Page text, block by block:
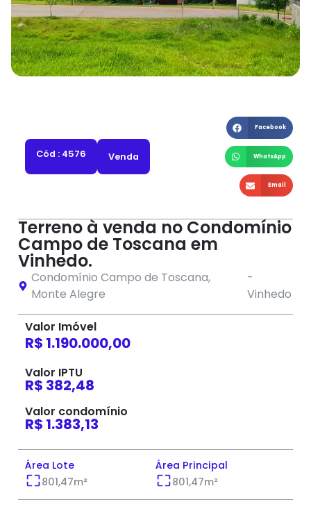
Cód : 4576 Venda
Facebook
WhatsApp
Email
Terreno à venda no Condomínio
Campo de Toscana em
Vinhedo.
Condomínio Campo de Toscana,
Monte Alegre
-
Vinhedo
Valor Imóvel
R$ 1.190.000,00
Valor IPTU
R$ 382,48
Valor condomínio
R$ 1.383,13
Área Lote
801,47m²
Área Principal
801,47m²